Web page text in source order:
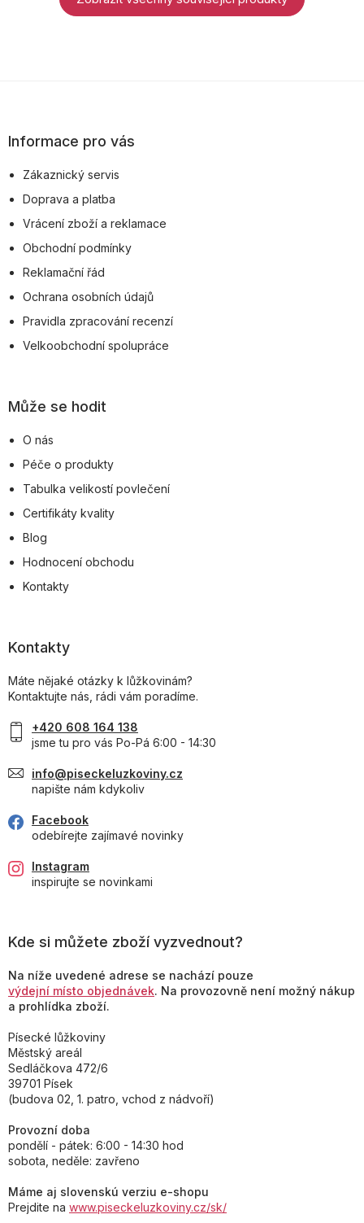
pInformace pro vás
Zákaznický servis
Doprava a platba
Vrácení zboží a reklamace
Obchodní podmínky
Reklamační řád
Ochrana osobních údajů
Pravidla zpracování recenzí
Velkoobchodní spolupráce
Může se hodit
O nás
Péče o produkty
Tabulka velikostí povlečení
Certifikáty kvality
Blog
Hodnocení obchodu
Kontakty
Kontakty
Máte nějaké otázky k lůžkovinám?
Kontaktujte nás, rádi vám poradíme.
+420 608 164 138
jsme tu pro vás Po-Pá 6:00 - 14:30
info@piseckeluzkoviny.cz
napište nám kdykoliv
Facebook
odebírejte zajímavé novinky
Instagram
inspirujte se novinkami
Kde si můžete zboží vyzvednout?
Na níže uvedené adrese se nachází pouze
výdejní místo objednávek. Na provozovně není možný nákup
a prohlídka zboží.
Písecké lůžkoviny
Městský areál
Sedláčkova 472/6
39701 Písek
(budova 02, 1. patro, vchod z nádvoří)
Provozní doba
pondělí - pátek: 6:00 - 14:30 hod
sobota, neděle: zavřeno
Máme aj slovenskú verziu e-shopu
Prejdite na www.piseckeluzkoviny.cz/sk/